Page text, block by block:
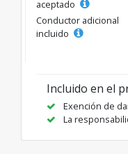
aceptado
Conductor adicional
incluido
Incluido en el
Exención de
La